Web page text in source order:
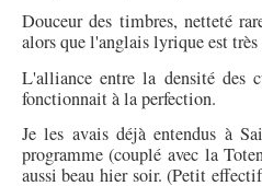
Douceur des timbres, netteté
alors que l'anglais lyrique est
L'alliance entre la densité des
fonctionnait à la perfection.
Je les avais déjà entendus à
programme (couplé avec la
aussi beau hier soir. (Petit